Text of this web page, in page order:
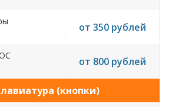
от 350 рублей
от 800 рублей
(кнопки)